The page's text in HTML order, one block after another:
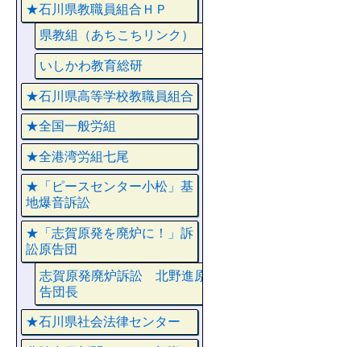
★石川県教職員組合ＨＰ
県教組（あちこちリンク）
いしかわ教育総研
★石川県高等学校教職員組合
★全国一般労組
★全港湾労組七尾
★「ピースセンター小松」基
地爆音訴訟
★「志賀原発を廃炉に！」訴
訟原告団
志賀原発廃炉訴訟 北野進原
告団長
★石川県社会法律センター